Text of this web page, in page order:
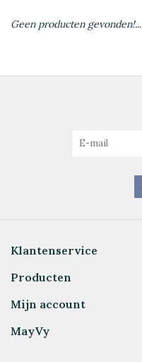
Geen producten gevonden!...
Klantenservice
Producten
Mijn account
MayVy